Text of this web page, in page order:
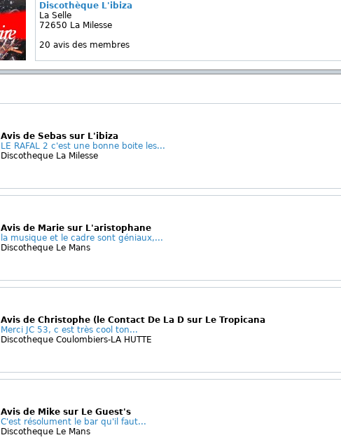
Discothèque L'ibiza
La Selle
72650 La Milesse
20 avis des membres
Avis de Sebas sur L'ibiza
LE RAFAL 2 c'est une bonne boite les...
Discotheque La Milesse
Avis de Marie sur L'aristophane
la musique et le cadre sont géniaux,...
Discotheque Le Mans
Avis de Christophe (le Contact De La D sur Le Tropicana
Merci JC 53, c est très cool ton...
Discotheque Coulombiers-LA HUTTE
Avis de Mike sur Le Guest's
C'est résolument le bar qu'il faut...
Discotheque Le Mans